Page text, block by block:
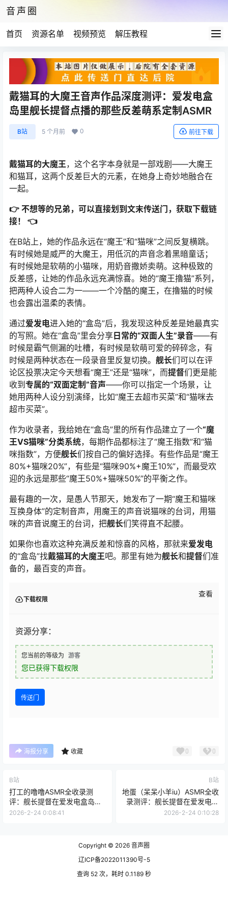
音声圈
首页 资源名单 视频预览 解压教程
戴猫耳的大魔王音声作品深度测评：爱发电盒
岛里舰长提督点播的那些反差萌系定制ASMR
B站 5 个月前 0 前往下载
戴猫耳的大魔王，这个名字本身就是一部戏剧——大魔王
和猫耳，这两个反差巨大的元素，在她身上奇妙地融合在
一起。
👉 不想等的兄弟，可以直接划到文末传送门，获取下载链
接！ 👈
在B站上，她的作品永远在“魔王”和“猫咪”之间反复横跳。
有时候她是威严的大魔王，用低沉的声音念着黑暗童话；
有时候她是软萌的小猫咪，用奶音撒娇卖萌。这种极致的
反差感，让她的作品永远充满惊喜。她的“魔王撸猫”系列，
把两种人设合二为一——一个冷酷的魔王，在撸猫的时候
也会露出温柔的表情。
通过爱发电进入她的“盒岛”后，我发现这种反差是她最真实
的写照。她在“盒岛”里会分享日常的“双面人生”录音——有
时候是霸气侧漏的吐槽，有时候是软萌可爱的碎碎念，有
时候是两种状态在一段录音里反复切换。 舰长们可以在评
论区投票决定今天想看“魔王”还是“猫咪”，而提督们更是能
收到专属的“双面定制”音声——你可以指定一个场景，让
她用两种人设分别演绎，比如“魔王去超市买菜”和“猫咪去
超市买菜”。
作为收录者，我给她在“盒岛”里的所有作品建立了一个“魔
王VS猫咪”分类系统，每期作品都标注了“魔王指数”和“猫
咪指数”，方便舰长们按自己的偏好选择。有些作品是“魔王
80%+猫咪20%”，有些是“猫咪90%+魔王10%”，而最受欢
迎的永远是那些“魔王50%+猫咪50%”的平衡之作。
最有趣的一次，是愚人节那天，她发布了一期“魔王和猫咪
互换身体”的定制音声，用魔王的声音说猫咪的台词，用猫
咪的声音说魔王的台词，把舰长们笑得直不起腰。
如果你也喜欢这种充满反差和惊喜的风格，那就来爱发电
的“盒岛”找戴猫耳的大魔王吧。那里有她为舰长和提督们准
备的，最百变的声音。
下载权限
查看
资源分享：
您当前的等级为 游客
您已获得下载权限
传送门
海报分享 收藏 0 0
B站
打工的噜噜ASMR全收录测
评：舰长提督在爱发电盒岛点
播的那些社畜共鸣系定制音声
2026-2-24 0:08:41
B站
地蛋（呆呆小羊iu）ASMR全收
录测评：舰长提督在爱发电盒
岛私藏的那些软萌系定制音声
2026-2-24 0:10:28
Copyright © 2026 音声圈
辽ICP备2022011390号-5
查询 52 次，耗时 0.1189 秒